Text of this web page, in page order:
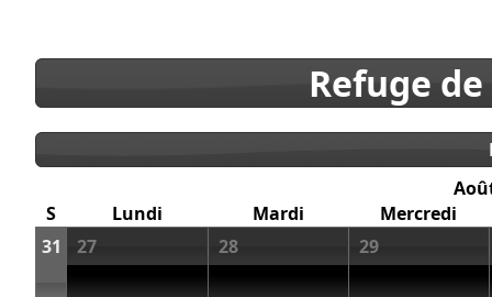
Refuge
S
Lundi Mardi
Mercredi
31
27 28 29